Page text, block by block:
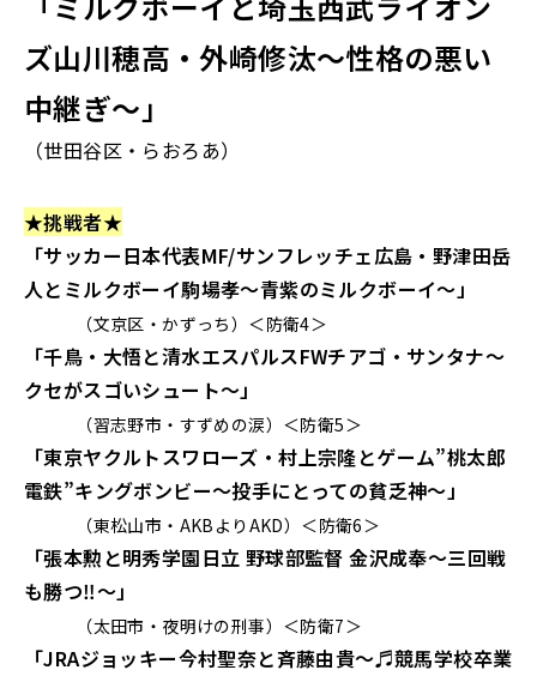
ズ山川穂高・外崎修汰～性格の悪い
中継ぎ～」
（世田谷区・らおろあ）
★挑戦者★
「サッカー日本代表MF/サンフレッチェ広島・野津田岳
人とミルクボーイ駒場孝～青紫のミルクボーイ～」
（文京区・かずっち）＜防衛4＞
「千鳥・大悟と清水エスパルスFWチアゴ・サンタナ～
クセがスゴいシュート～」
（習志野市・すずめの涙）＜防衛5＞
「東京ヤクルトスワローズ・村上宗隆とゲーム”桃太郎
電鉄”キングボンビー～投手にとっての貧乏神～」
（東松山市・AKBよりAKD）＜防衛6＞
「張本勲と明秀学園日立 野球部監督 金沢成奉～三回戦
も勝つ‼～」
（太田市・夜明けの刑事）＜防衛7＞
「JRAジョッキー今村聖奈と斉藤由貴～♬競馬学校卒業